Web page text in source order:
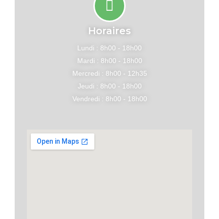
Horaires
Lundi : 8h00 - 18h00
Mardi : 8h00 - 18h00
Mercredi : 8h00 - 12h35
Jeudi : 8h00 - 18h00
Vendredi : 8h00 - 18h00